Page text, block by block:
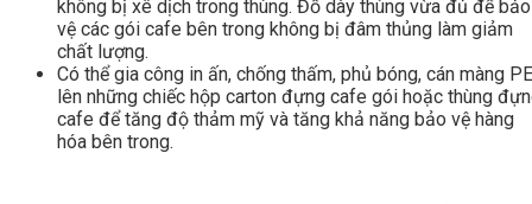
không bị xê dịch trong thùng. Đồ dày thùng vừa đủ để bảo
vệ các gói cafe bên trong không bị đâm thủng làm giảm
chất lượng.
Có thể gia công in ấn, chống thấm, phủ bóng, cán màng PE
lên những chiếc hộp carton đựng cafe gói hoặc thùng
cafe để tăng độ thảm mỹ và tăng khả năng bảo vệ hàng
hóa bên trong.